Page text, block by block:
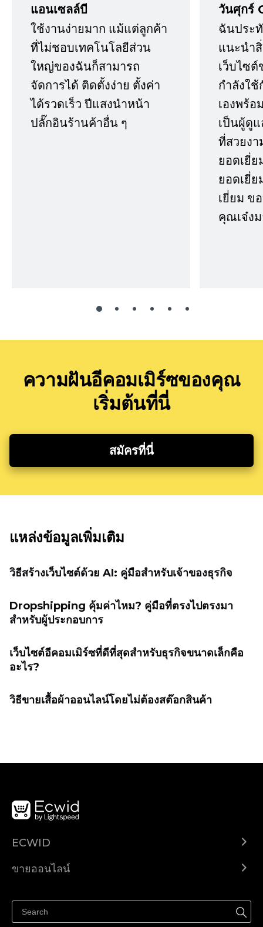
แอนเซลล์บี
ใช้งานง่ายมาก แม้แต่ลูกค้า
ที่ไม่ชอบเทคโนโลยีส่วน
ใหญ่ของฉันก็สามารถ
จัดการได้ ติดตั้งง่าย ตั้งค่า
ได้รวดเร็ว ปีแสงนำหน้า
ปลั๊กอินร้านค้าอื่น ๆ
วันศุกร์
ฉันประ
แนะนำ
เว็บไซ
กำลังใ
เองพร้
เป็นผู้ดูแ
ที่สวยง
ยอดเยี่ย
ยอดเยี่
เยี่ยม ข
คุณเจ๋ง
ความฝันอีคอมเมิร์ซของคุณ
เริ่มต้นที่นี่
สมัครที่นี่
แหล่งข้อมูลเพิ่มเติม
วิธีสร้างเว็บไซต์ด้วย AI: คู่มือสำหรับเจ้าของธุรกิจ
Dropshipping คุ้มค่าไหม? คู่มือที่ตรงไปตรงมา
สำหรับผู้ประกอบการ
เว็บไซต์อีคอมเมิร์ซที่ดีที่สุดสำหรับธุรกิจขนาดเล็กคือ
อะไร?
วิธีขายเสื้อผ้าออนไลน์โดยไม่ต้องสต๊อกสินค้า
ECWID
ราคา
ขายออนไลน์
ขายบนเฟสบุ๊ค